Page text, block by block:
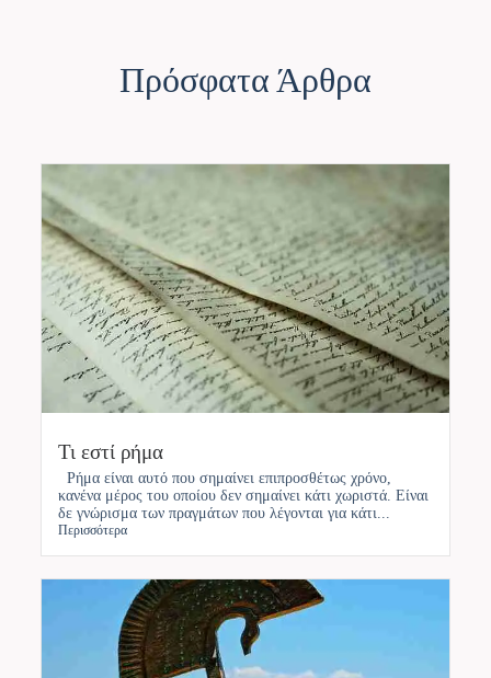
Πρόσφατα Άρθρα
Τι εστί ρήμα
Ρήμα είναι αυτό που σημαίνει επιπροσθέτως χρόνο,
κανένα μέρος του οποίου δεν σημαίνει κάτι χωριστά. Είναι
δε γνώρισμα των πραγμάτων που λέγονται για κάτι...
Περισσότερα